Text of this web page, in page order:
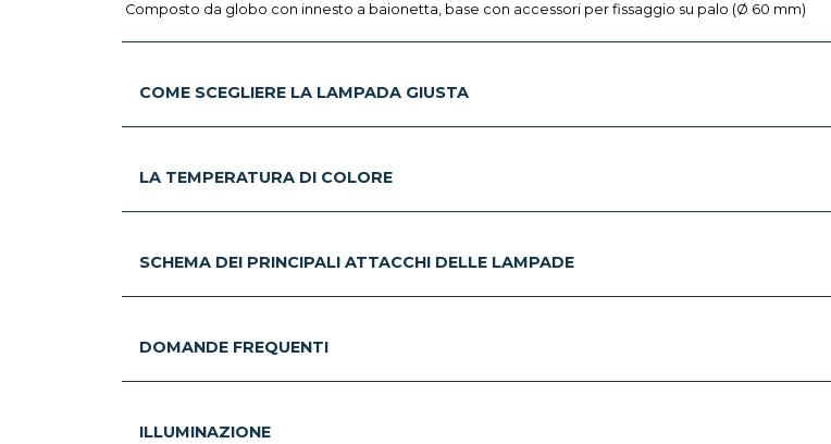
Composto da globo con innesto a baionetta, base con accessori per fissaggio su palo (Ø 60 mm)
COME SCEGLIERE LA LAMPADA GIUSTA
LA TEMPERATURA DI COLORE
SCHEMA DEI PRINCIPALI ATTACCHI DELLE LAMPADE
DOMANDE FREQUENTI
ILLUMINAZIONE